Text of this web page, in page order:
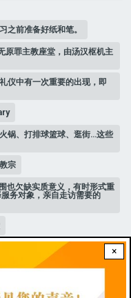
×
之前准备好纸和笔。
原罪主教座堂，由汤汉枢机主
仪中有一次重要的出现，即
锅、打排球篮球、逛街…这些
宗
也欠缺实质意义，有时形式重
务对象，亲自走访需要的
显得比较少，但隐性的不平
US!